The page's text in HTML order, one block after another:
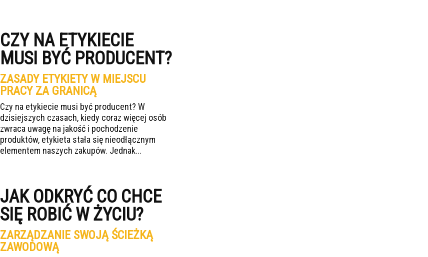
CZY NA ETYKIECIE
MUSI BYĆ PRODUCENT?
ZASADY ETYKIETY W MIEJSCU
PRACY ZA GRANICĄ
Czy na etykiecie musi być producent? W
dzisiejszych czasach, kiedy coraz więcej osób
zwraca uwagę na jakość i pochodzenie
produktów, etykieta stała się nieodłącznym
elementem naszych zakupów. Jednak...
JAK ODKRYĆ CO CHCE
SIĘ ROBIĆ W ŻYCIU?
ZARZĄDZANIE SWOJĄ ŚCIEŻKĄ
ZAWODOWĄ